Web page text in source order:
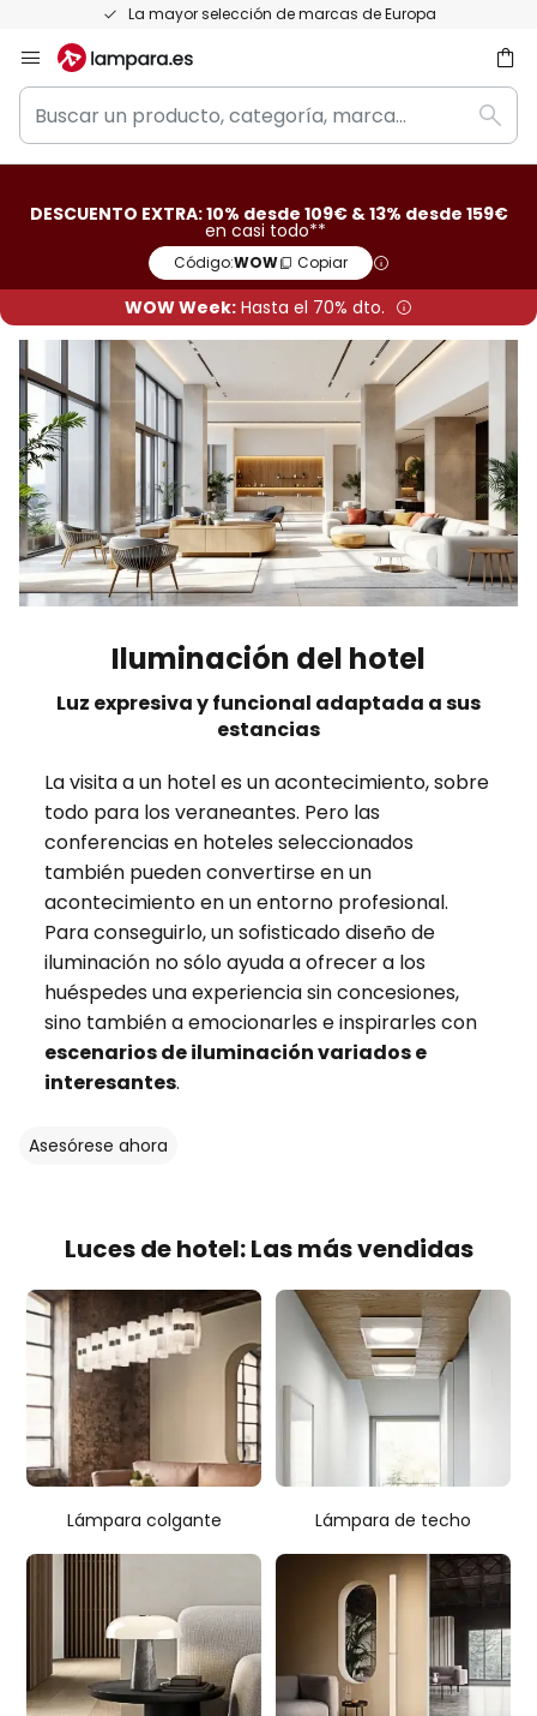
Devoluciones gratis en un plazo de 50 días
al
contenido
Buscar
un
producto,
marca...
DESCUENTO EXTRA: 10% desde 109€ & 13% desde 159€
en casi todo**
Código:WOW Copiar
WOW Week: Hasta el 70% dto.
Iluminación del hotel
Luz expresiva y funcional adaptada a sus
estancias
La visita a un hotel es un acontecimiento, sobre
todo para los veraneantes. Pero las
conferencias en hoteles seleccionados
también pueden convertirse en un
acontecimiento en un entorno profesional.
Para conseguirlo, un sofisticado diseño de
iluminación no sólo ayuda a ofrecer a los
huéspedes una experiencia sin concesiones,
sino también a emocionarles e inspirarles con
escenarios de iluminación variados e
interesantes.
Asesórese ahora
Luces de hotel: Las más vendidas
Lámpara colgante Lámpara de techo